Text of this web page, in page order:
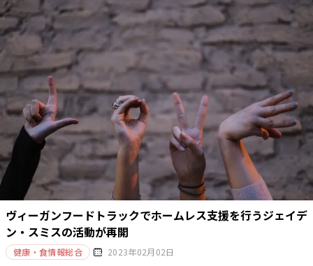
ヴィーガンフードトラックでホームレス支援を行うジェイデ
ン・スミスの活動が再開
健康・食情報総合 2023年02月02日